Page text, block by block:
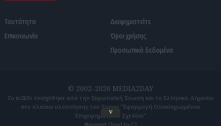
Ταυτότητα
Επικοινωνία
Διαφημιστείτε
Όροι χρήσης
Προσωπικά δεδομένα
© 2002-2026 MEDIA2DAY
Το in2life ενισχύθηκε από την Ευρωπαϊκή Ένωση και το Ελληνικό Δημόσιο
στο πλαίσιο υλοποίησης του Έργου "Εφαρμογή Ολοκληρωμένου
Επιχειρηματικού Σχεδίου"
v